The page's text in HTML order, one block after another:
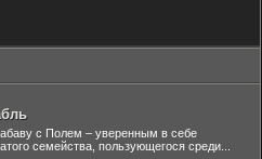
с Полем – уверенным в себе
семейства, пользующегося среди...